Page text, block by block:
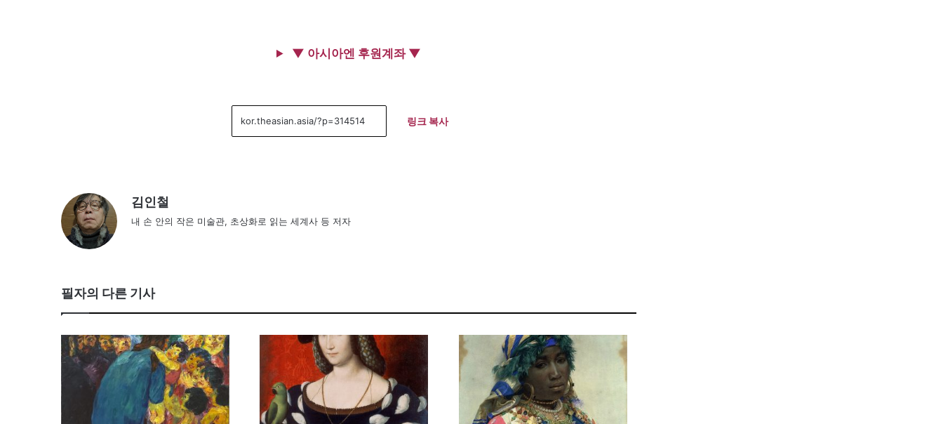
▼ 아시아엔 후원계좌 ▼
링크 복사
김인철
내 손 안의 작은 미술관, 초상화로 읽는 세계사 등 저자
필자의 다른 기사